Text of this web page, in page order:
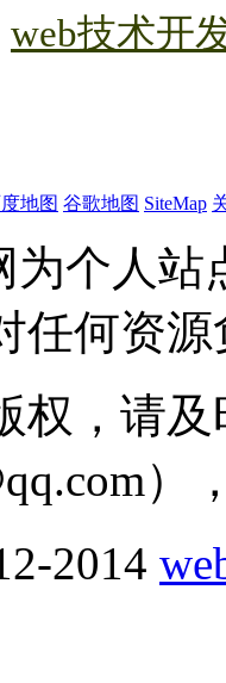
web技术开
地图 谷歌地图 SiteMap
为个人
任何资
权，请
2014